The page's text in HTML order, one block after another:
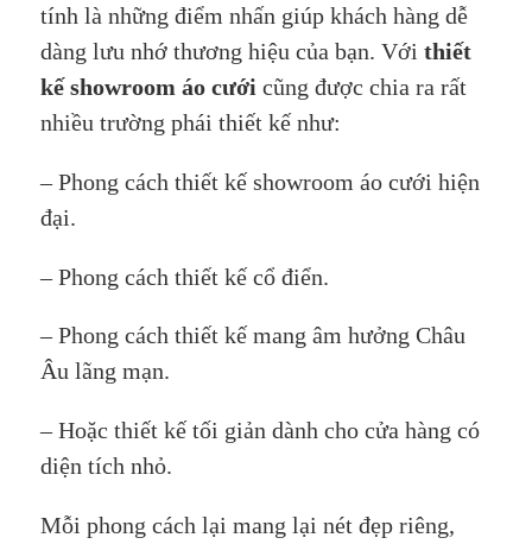
tính là những điểm nhấn giúp khách hàng dễ
dàng lưu nhớ thương hiệu của bạn. Với thiết
kế showroom áo cưới cũng được chia ra rất
nhiều trường phái thiết kế như:
– Phong cách thiết kế showroom áo cưới hiện
đại.
– Phong cách thiết kế cổ điển.
– Phong cách thiết kế mang âm hưởng Châu
Âu lãng mạn.
– Hoặc thiết kế tối giản dành cho cửa hàng có
diện tích nhỏ.
Mỗi phong cách lại mang lại nét đẹp riêng,